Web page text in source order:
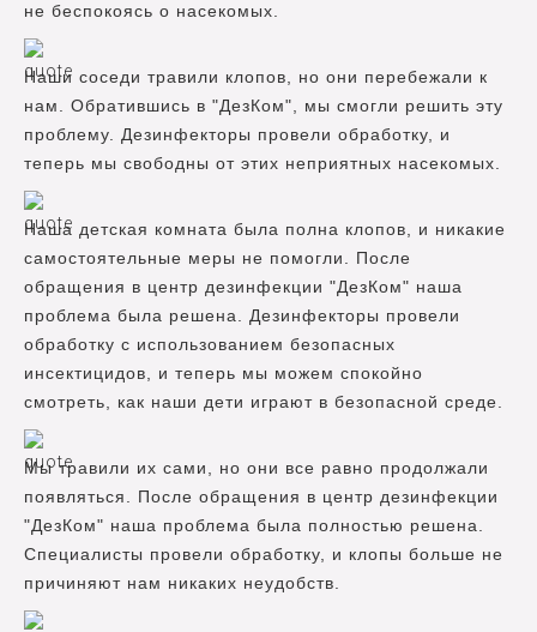
не беспокоясь о насекомых.
Наши соседи травили клопов, но они перебежали к
нам. Обратившись в "ДезКом", мы смогли решить эту
проблему. Дезинфекторы провели обработку, и
теперь мы свободны от этих неприятных насекомых.
Наша детская комната была полна клопов, и никакие
самостоятельные меры не помогли. После
обращения в центр дезинфекции "ДезКом" наша
проблема была решена. Дезинфекторы провели
обработку с использованием безопасных
инсектицидов, и теперь мы можем спокойно
смотреть, как наши дети играют в безопасной среде.
Мы травили их сами, но они все равно продолжали
появляться. После обращения в центр дезинфекции
"ДезКом" наша проблема была полностью решена.
Специалисты провели обработку, и клопы больше не
причиняют нам никаких неудобств.